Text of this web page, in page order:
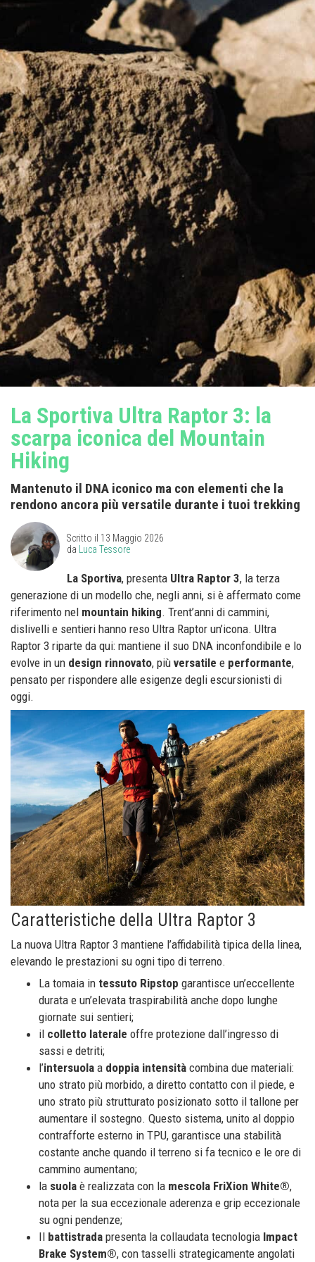
La Sportiva Ultra Raptor 3: la
scarpa iconica del Mountain
Hiking
Mantenuto il DNA iconico ma con elementi che la
rendono ancora più versatile durante i tuoi trekking
Scritto il 13 Maggio 2026
da
Luca Tessore
La Sportiva, presenta Ultra Raptor 3, la terza
generazione di un modello che, negli anni, si è affermato come
riferimento nel mountain hiking. Trent’anni di cammini,
dislivelli e sentieri hanno reso Ultra Raptor un’icona. Ultra
Raptor 3 riparte da qui: mantiene il suo DNA inconfondibile e lo
evolve in un design rinnovato, più versatile e performante,
pensato per rispondere alle esigenze degli escursionisti di
oggi.
Caratteristiche della Ultra Raptor 3
La nuova Ultra Raptor 3 mantiene l’affidabilità tipica della linea,
elevando le prestazioni su ogni tipo di terreno.
La tomaia in tessuto Ripstop garantisce un’eccellente
durata e un’elevata traspirabilità anche dopo lunghe
giornate sui sentieri;
il colletto laterale offre protezione dall’ingresso di
sassi e detriti;
l’intersuola a doppia intensità combina due materiali:
uno strato più morbido, a diretto contatto con il piede, e
uno strato più strutturato posizionato sotto il tallone per
aumentare il sostegno. Questo sistema, unito al doppio
contrafforte esterno in TPU, garantisce una stabilità
costante anche quando il terreno si fa tecnico e le ore di
cammino aumentano;
la suola è realizzata con la mescola FriXion White®,
nota per la sua eccezionale aderenza e grip eccezionale
su ogni pendenze;
Il battistrada presenta la collaudata tecnologia Impact
Brake System®, con tasselli strategicamente angolati